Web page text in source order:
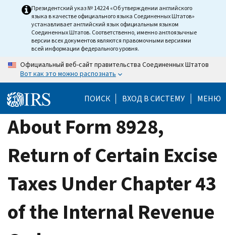
Президентский указ № 14224 «Об утверждении английского
языка в качестве официального языка Соединенных Штатов»
устанавливает английский язык официальным языком
Соединенных Штатов. Соответственно, именно англоязычные
версии всех документов являются правомочными версиями
всей информации федерального уровня.
Официальный веб-сайт правительства Соединенных Штатов
Вот как это можно распознать
ПОИСК ВХОД В СИСТЕМУ МЕНЮ
About Form 8928,
Return of Certain Excise
Taxes Under Chapter 43
of the Internal Revenue